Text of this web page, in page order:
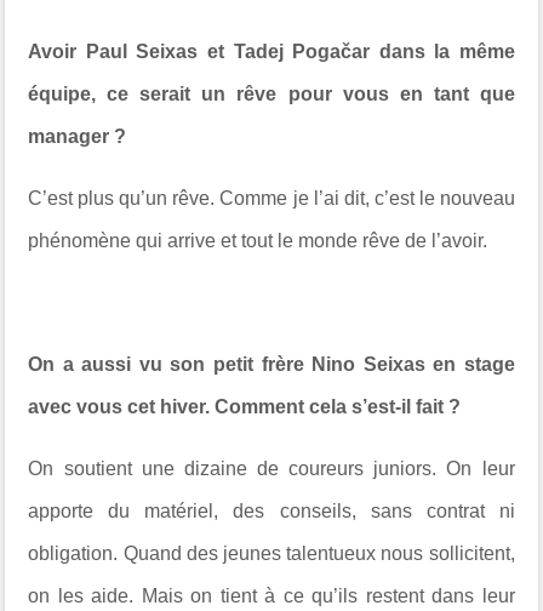
Avoir Paul Seixas et Tadej Pogačar dans la même
équipe, ce serait un rêve pour vous en tant que
manager ?
C’est plus qu’un rêve. Comme je l’ai dit, c’est le nouveau
phénomène qui arrive et tout le monde rêve de l’avoir.
On a aussi vu son petit frère Nino Seixas en stage
avec vous cet hiver. Comment cela s’est-il fait ?
On soutient une dizaine de coureurs juniors. On leur
apporte du matériel, des conseils, sans contrat ni
obligation. Quand des jeunes talentueux nous sollicitent,
on les aide. Mais on tient à ce qu’ils restent dans leur